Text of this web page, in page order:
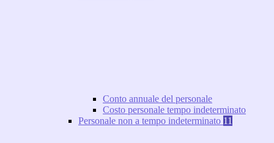
Conto annuale del personale
Costo personale tempo indeterminato
Personale non a tempo indeterminato 11